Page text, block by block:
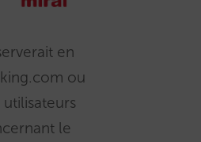
en
ou
utilisateurs
le